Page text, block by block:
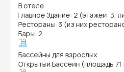
В отеле
Главное Здание: 2 (этажей: 3,
Рестораны: 3 (из них
Бары: 2
Бассейны для взрослых
Открытый Бассейн (площадь 71